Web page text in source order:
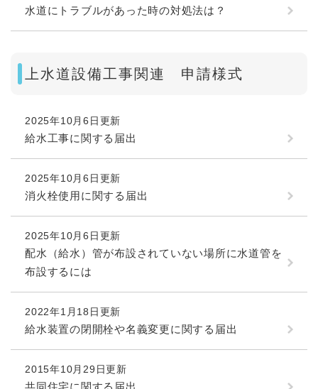
水道にトラブルがあった時の対処法は？
上水道設備工事関連 申請様式
2025年10月6日更新
給水工事に関する届出
2025年10月6日更新
消火栓使用に関する届出
2025年10月6日更新
​配水（給水）管が布設されていない場所に水道管を
布設するには
2022年1月18日更新
給水装置の閉開栓や名義変更に関する届出
2015年10月29日更新